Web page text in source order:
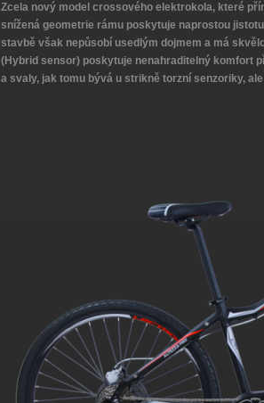
Zcela nový model crossového elektrokola, které
snížená geometrie rámu poskytuje naprostou
stavbě však nepůsobí usedlým dojmem a má
(Hybrid sensor) poskytuje nenahraditelný komfort
a svaly, jak tomu bývá u strikně torzní senzoriky,